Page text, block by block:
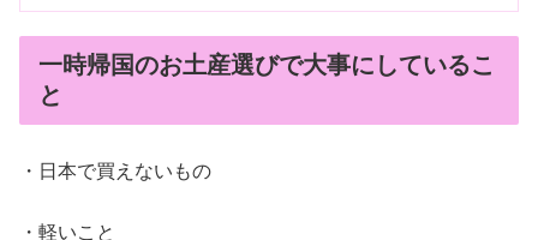
一時帰国のお土産選びで大事にしているこ
と
・日本で買えないもの
・軽いこと